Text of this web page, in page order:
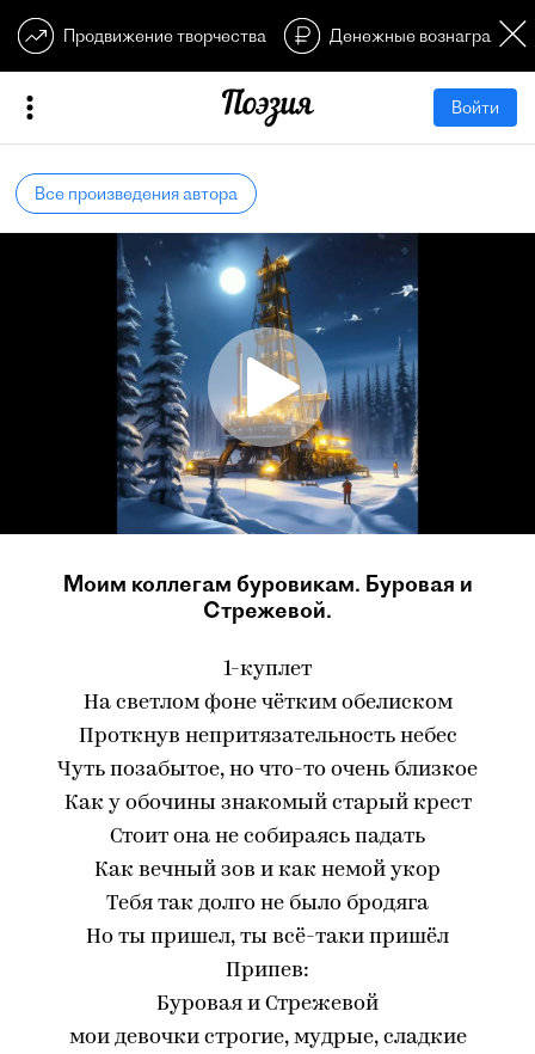
Продвижение творчества Денежные
Войти
Все произведения автора
Моим коллегам буровикам. Буровая и
Стрежевой.
1-куплет
На светлом фоне чётким обелиском
Проткнув непритязательность небес
Чуть позабытое, но что-то очень близкое
Как у обочины знакомый старый крест
Стоит она не собираясь падать
Как вечный зов и как немой укор
Тебя так долго не было бродяга
Но ты пришел, ты всё-таки пришёл
Припев:
Буровая и Стрежевой
мои девочки строгие, мудрые, сладкие